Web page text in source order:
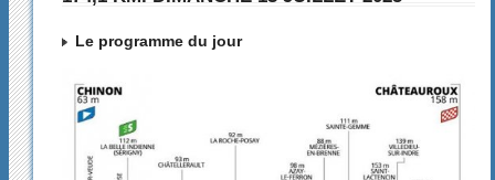
Le programme du jour